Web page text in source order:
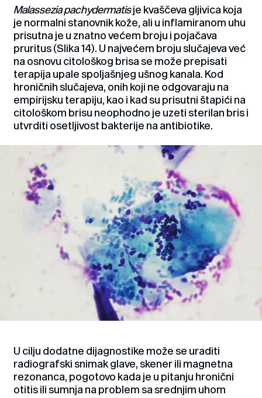
Malassezia pachydermatisje kvaščeva gljivica koja
je normalni stanovnik kože, ali u inflamiranom uhu
prisutna je u znatno većem broju i pojačava
pruritus (Slika 14). U najvećem broju slučajeva već
na osnovu citološkog brisa se može prepisati
terapija upale spoljašnjeg ušnog kanala. Kod
hroničnih slučajeva, onih koji ne odgovaraju na
empirijsku terapiju, kao i kad su prisutni štapići na
citološkom brisu neophodno je uzeti sterilan bris i
utvrditi osetljivost bakterije na antibiotike.
U cilju dodatne dijagnostike može se uraditi
radiografski snimak glave, skener ili magnetna
rezonanca, pogotovo kada je u pitanju hronični
otitis ili sumnja na problem sa srednjim uhom